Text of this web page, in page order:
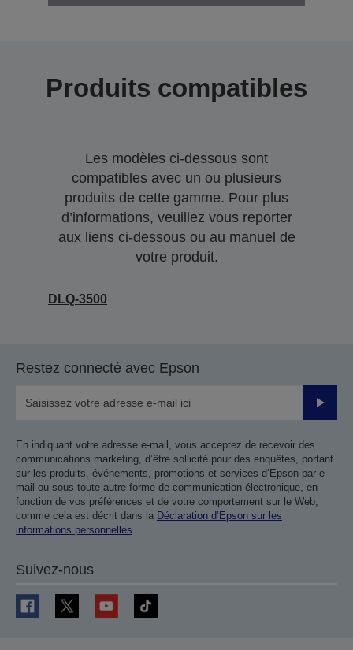
Produits compatibles
Les modèles ci-dessous sont
compatibles avec un ou plusieurs
produits de cette gamme. Pour plus
d’informations, veuillez vous reporter
aux liens ci-dessous ou au manuel de
votre produit.
DLQ-3500
Restez connecté avec Epson
Valider
En indiquant votre adresse e-mail, vous acceptez de recevoir des
communications marketing, d’être sollicité pour des enquêtes, portant
sur les produits, événements, promotions et services d’Epson par e-
mail ou sous toute autre forme de communication électronique, en
fonction de vos préférences et de votre comportement sur le Web,
comme cela est décrit dans la Déclaration d’Epson sur les
informations personnelles.
Suivez-nous